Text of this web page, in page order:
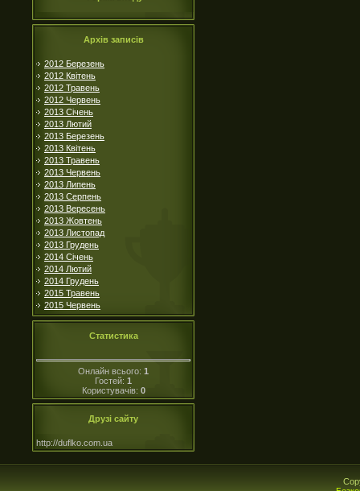
Архів записів
2012 Березень
2012 Квітень
2012 Травень
2012 Червень
2013 Січень
2013 Лютий
2013 Березень
2013 Квітень
2013 Травень
2013 Червень
2013 Липень
2013 Серпень
2013 Вересень
2013 Жовтень
2013 Листопад
2013 Грудень
2014 Січень
2014 Лютий
2014 Грудень
2015 Травень
2015 Червень
Статистика
Онлайн всього: 1
Гостей: 1
Користувачів: 0
Друзі сайту
http://duflko.com.ua